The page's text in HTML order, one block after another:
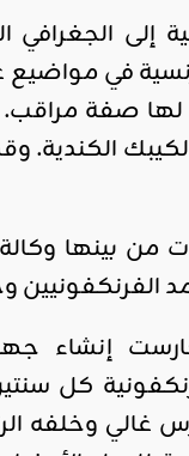
وإلى جانب 13
وكالة
الفرنكفونيين
في
غالي وخلفه